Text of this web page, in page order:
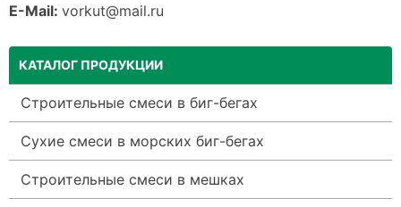
E-Mail: vorkut@mail.ru
КАТАЛОГ ПРОДУКЦИИ
Строительные смеси в биг-бегах
Сухие смеси в морских биг-бегах
Строительные смеси в мешках